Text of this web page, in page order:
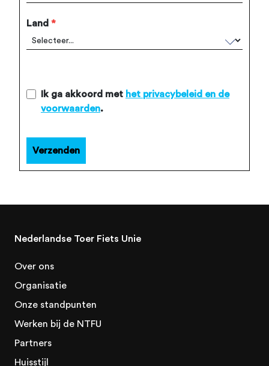
Land *
Ik ga akkoord met het privacybeleid en de
voorwaarden.
Verzenden
Nederlandse Toer Fiets Unie
Over ons
Organisatie
Onze standpunten
Werken bij de NTFU
Partners
Huisstijl